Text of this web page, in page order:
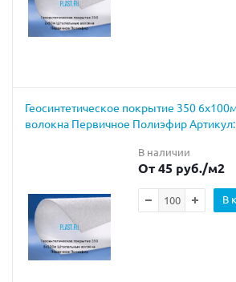
Геосинтетическое покрытие 350
волокна Первичное Полиэфир
В наличии
От 45 руб./м2
В